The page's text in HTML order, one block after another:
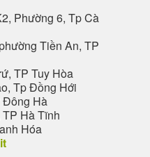
Phường 6, Tp Cà
Tiền An, TP
TP Tuy Hòa
Tp Đồng Hới
Đông Hà
Hà Tĩnh
Hóa